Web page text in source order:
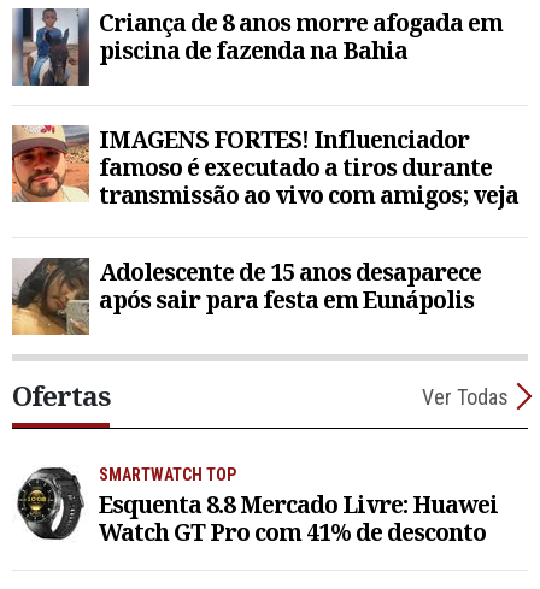
Criança de 8 anos morre afogada em
piscina de fazenda na Bahia
IMAGENS FORTES! Influenciador
famoso é executado a tiros durante
transmissão ao vivo com amigos; veja
Adolescente de 15 anos desaparece
após sair para festa em Eunápolis
Ofertas Ver Todas
SMARTWATCH TOP
Esquenta 8.8 Mercado Livre: Huawei
Watch GT Pro com 41% de desconto